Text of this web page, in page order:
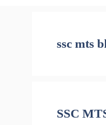
ssc mts
SSC